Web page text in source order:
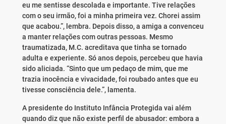
eu me sentisse descolada e importante. Tive relações
com o seu irmão, foi a minha primeira vez. Chorei assim
que acabou.”, lembra. Depois disso, a amiga a convenceu
a manter relações com outras pessoas. Mesmo
traumatizada, M.C. acreditava que tinha se tornado
adulta e experiente. Só anos depois, percebeu que havia
sido aliciada. “Sinto que um pedaço de mim, que me
trazia inocência e vivacidade, foi roubado antes que eu
tivesse consciência dele.”, lamenta.
A presidente do Instituto Infância Protegida vai além
quando diz que não existe perfil de abusador: embora a